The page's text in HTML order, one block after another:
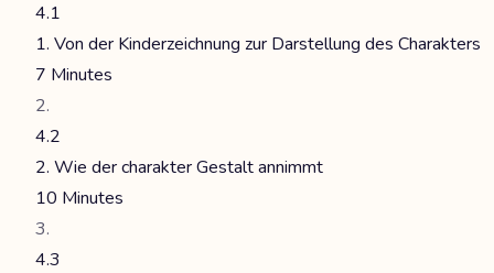
4.1
1. Von der Kinderzeichnung zur Darstellung des Charakters
7 Minutes
4.2
2. Wie der charakter Gestalt annimmt
10 Minutes
4.3